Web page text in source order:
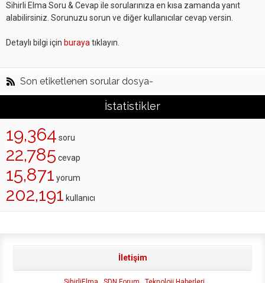
Sihirli Elma Soru & Cevap ile sorularınıza en kısa zamanda yanıt
alabilirsiniz. Sorunuzu sorun ve diğer kullanıcılar cevap versin.
Detaylı bilgi için buraya tıklayın.
Son etiketlenen sorular dosya-
İstatistikler
19,364 soru
22,785 cevap
15,871 yorum
202,191 kullanıcı
İletişim